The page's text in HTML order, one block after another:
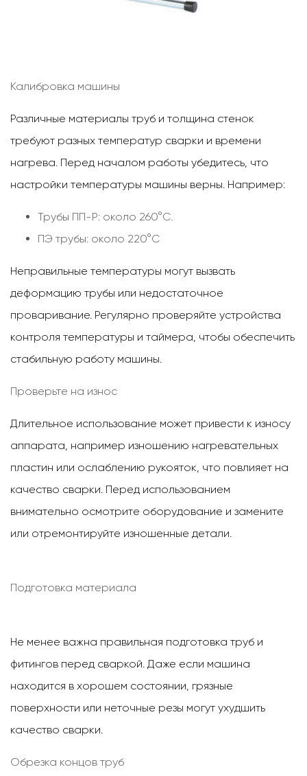
Калибровка машины
Различные материалы труб и толщина стенок
требуют разных температур сварки и времени
нагрева. Перед началом работы убедитесь, что
настройки температуры машины верны. Например:
Трубы ПП-Р: около 260°C.
ПЭ трубы: около 220°C
Неправильные температуры могут вызвать
деформацию трубы или недостаточное
проваривание. Регулярно проверяйте устройства
контроля температуры и таймера, чтобы обеспечить
стабильную работу машины.
Проверьте на износ
Длительное использование может привести к износу
аппарата, например изношению нагревательных
пластин или ослаблению рукояток, что повлияет на
качество сварки. Перед использованием
внимательно осмотрите оборудование и замените
или отремонтируйте изношенные детали.
Подготовка материала
Не менее важна правильная подготовка труб и
фитингов перед сваркой. Даже если машина
находится в хорошем состоянии, грязные
поверхности или неточные резы могут ухудшить
качество сварки.
Обрезка концов труб